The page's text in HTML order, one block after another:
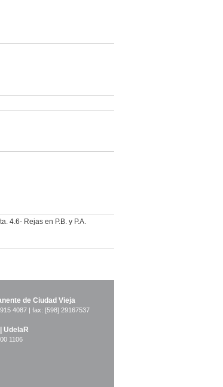
tamaño completo
4.6- Rejas en P.B. y P.A.
de Ciudad Vieja
4087 | fax: [598] 29167537
UdelaR
1106